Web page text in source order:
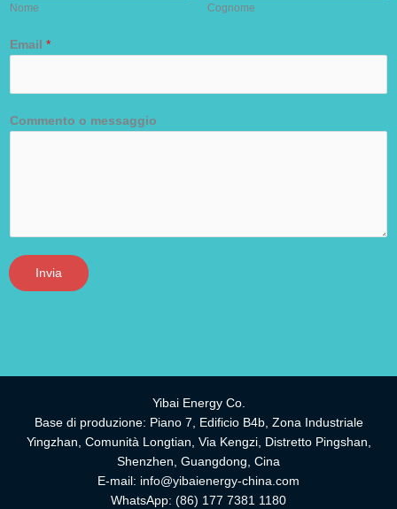
Nome Cognome
Email *
Commento o messaggio
Invia
Yibai Energy Co.
Base di produzione: Piano 7, Edificio B4b, Zona Industriale
Yingzhan, Comunità Longtian, Via Kengzi, Distretto Pingshan,
Shenzhen, Guangdong, Cina
E-mail: info@yibaienergy-china.com
WhatsApp: (86) 177 7381 1180